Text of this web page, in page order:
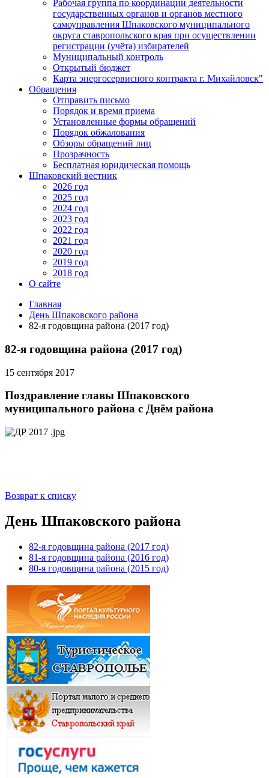
Рабочая группа по координации деятельности
государственных органов и органов местного
самоуправления Шпаковского муниципального
округа ставропольского края при осуществлении
регистрации (учёта) избирателей
Муниципальный контроль
Открытый бюджет
Карта энергосервисного контракта г. Михайловск"
Обращения
Отправить письмо
Порядок и время приема
Установленные формы обращений
Порядок обжалования
Обзоры обращений лиц
Прозрачность
Бесплатная юридическая помощь
Шпаковский вестник
2026 год
2025 год
2024 год
2023 год
2022 год
2021 год
2020 год
2019 год
2018 год
О сайте
Главная
День Шпаковского района
82-я годовщина района (2017 год)
82-я годовщина района (2017 год)
15 сентября 2017
Поздравление главы Шпаковского
муниципального района с Днём района
Возврат к списку
День Шпаковского района
82-я годовщина района (2017 год)
81-я годовщина района (2016 год)
80-я годовщина района (2015 год)